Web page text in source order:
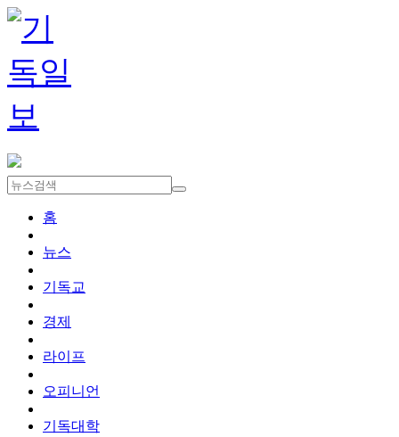
홈
뉴스
기독교
경제
라이프
오피니언
기독대학